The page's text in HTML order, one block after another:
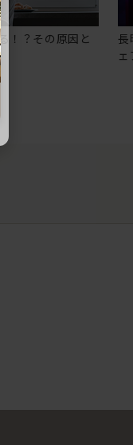
！？その原因と
長